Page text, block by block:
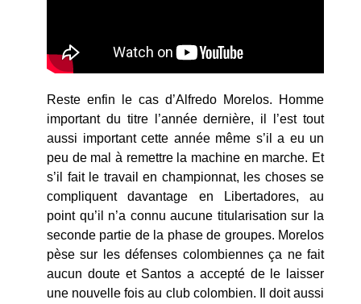
Reste enfin le cas d’Alfredo Morelos. Homme
important du titre l’année dernière, il l’est tout
aussi important cette année même s’il a eu un
peu de mal à remettre la machine en marche. Et
s’il fait le travail en championnat, les choses se
compliquent davantage en Libertadores, au
point qu’il n’a connu aucune titularisation sur la
seconde partie de la phase de groupes. Morelos
pèse sur les défenses colombiennes ça ne fait
aucun doute et Santos a accepté de le laisser
une nouvelle fois au club colombien. Il doit aussi